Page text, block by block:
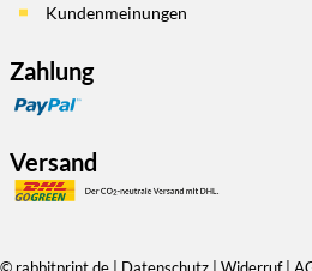
Kundenmeinungen
Zahlung
Versand